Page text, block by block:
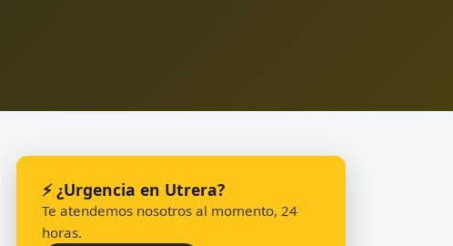
⚡ ¿Urgencia en Utrera?
Te atendemos nosotros al momento, 24
horas.